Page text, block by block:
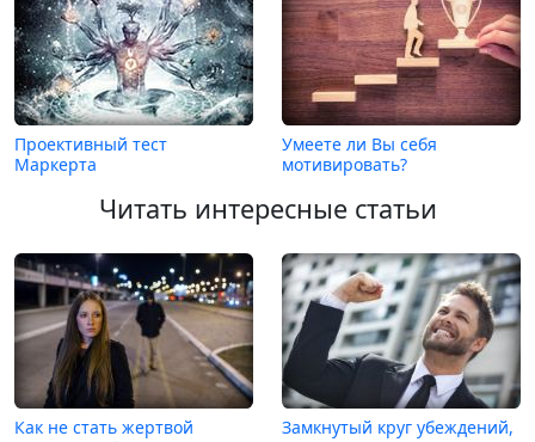
Проективный тест
Маркерта
Умеете ли Вы себя
мотивировать?
Читать интересные статьи
Как не стать жертвой
Замкнутый круг убеждений,